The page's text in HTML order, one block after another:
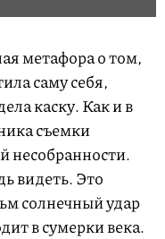
метафора о том,
саму себя,
каску. Как и в
съемки
несобранности.
видеть. Это
солнечный удар
в сумерки века.